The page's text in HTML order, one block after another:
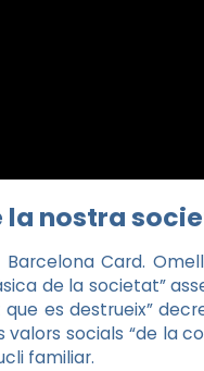
la nostra
Barcelona Card.
de la societat”
es destrueix”
socials “de la
familiar.